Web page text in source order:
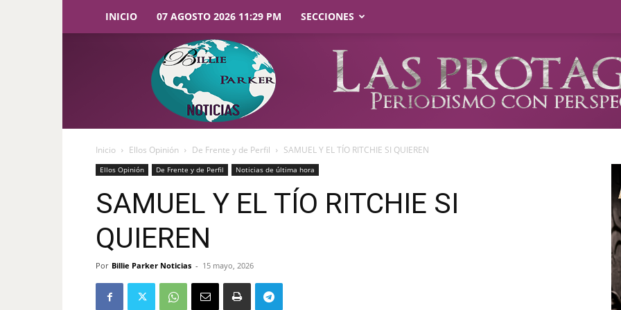
INICIO 07 AGOSTO 2026 11:29 PM SECCIONES
Parker
Noticias
Inicio Ellos Opinión De Frente y de Perfil SAMUEL Y EL TÍO RITCHIE SI QUIEREN
Ellos Opinión De Frente y de Perfil Noticias de última hora
SAMUEL Y EL TÍO RITCHIE SI
QUIEREN
Por Billie Parker Noticias - 15 mayo, 2026